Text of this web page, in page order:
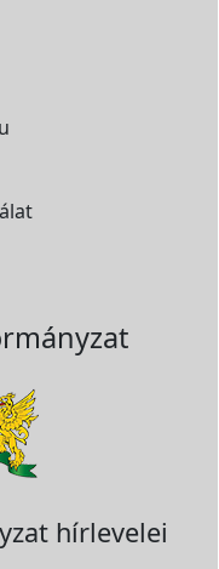
hírlevelei